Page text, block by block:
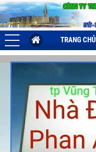
TRANG CHỦ